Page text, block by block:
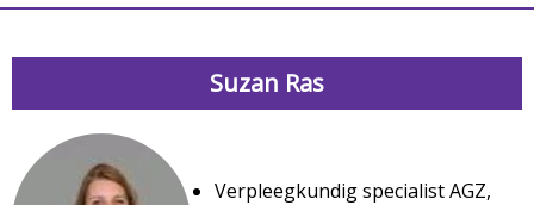
Suzan Ras
Verpleegkundig specialist AGZ,